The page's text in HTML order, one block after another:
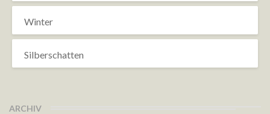
Winter
Silberschatten
ARCHIV